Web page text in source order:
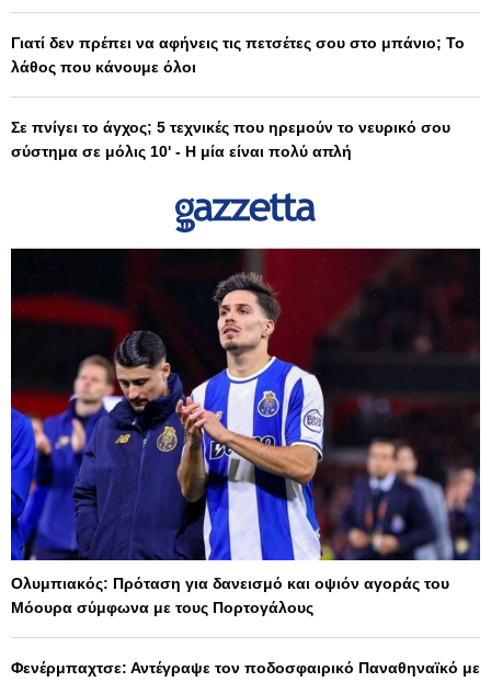
Γιατί δεν πρέπει να αφήνεις τις πετσέτες σου στο μπάνιο; Το
λάθος που κάνουμε όλοι
Σε πνίγει το άγχος; 5 τεχνικές που ηρεμούν το νευρικό σου
σύστημα σε μόλις 10' - Η μία είναι πολύ απλή
Ολυμπιακός: Πρόταση για δανεισμό και οψιόν αγοράς του
Μόουρα σύμφωνα με τους Πορτογάλους
Φενέρμπαχτσε: Αντέγραψε τον ποδοσφαιρικό Παναθηναϊκό με